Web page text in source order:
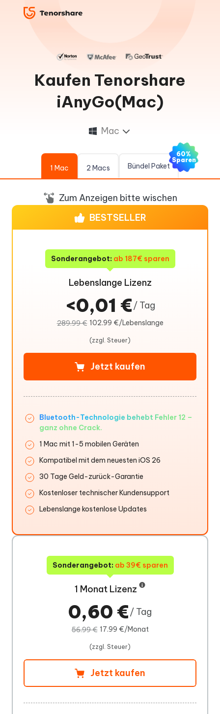
Kaufen Tenorshare
iAnyGo(Mac)
Mac
1 Mac 2 Macs Bündel Paket
60%
Sparen
Zum Anzeigen bitte wischen
Sonderangebot: ab 39€ sparen
1 Monat Lizenz
0,60 € / Tag
56.99 € 17.99 €/Monat
(zzgl. Steuer)
Jetzt kaufen
BESTSELLER
Sonderangebot: ab 187€ sparen
Lebenslange Lizenz
<0,01 € / Tag
289.99 € 102.99 €/Lebenslange
(zzgl. Steuer)
Jetzt kaufen
Bluetooth-Technologie behebt Fehler 12 –
ganz ohne Crack.
1 Mac mit 1-5 mobilen Geräten
Kompatibel mit dem neuesten iOS 26
30 Tage Geld-zurück-Garantie
Kostenloser technischer Kundensupport
Lebenslange kostenlose Updates